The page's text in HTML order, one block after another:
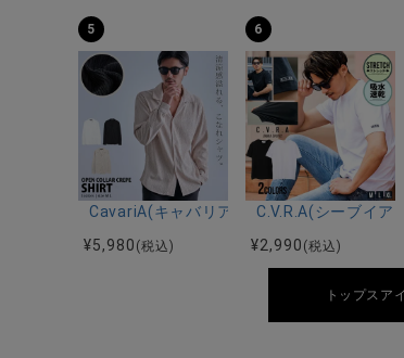
5
CavariA(キャバリア)オープンカラー楊柳
¥5,980 (税込)
6
C.V.R.A(シーブイ
¥2,990 (税込)
トップスア